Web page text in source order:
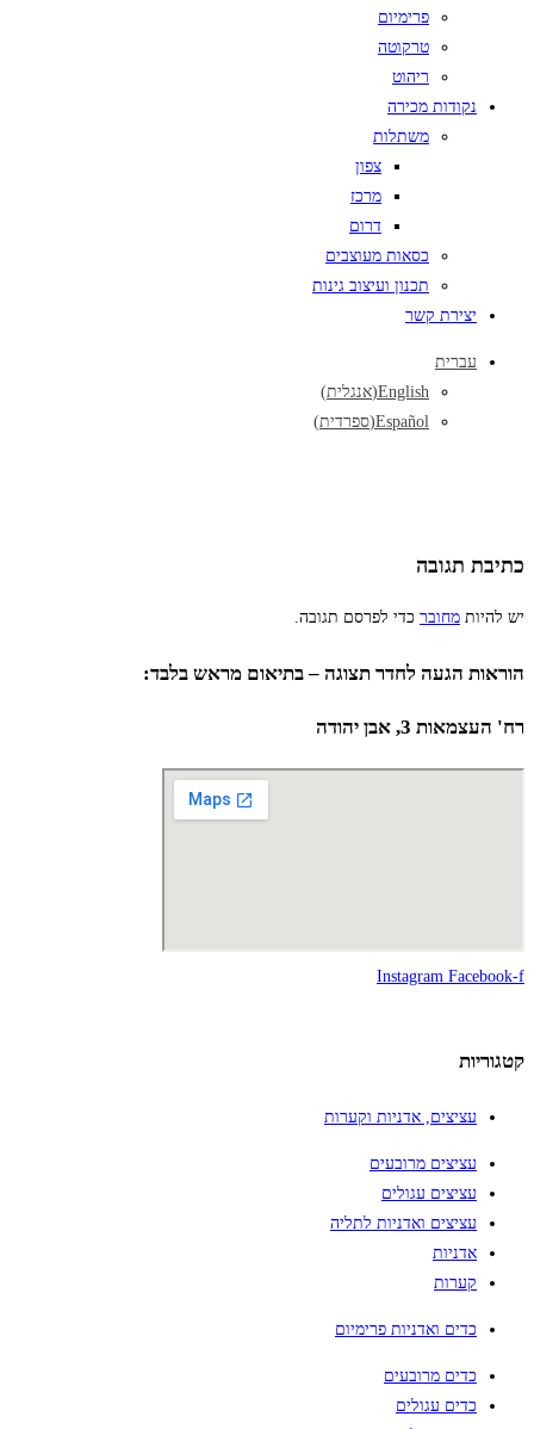
פרימיום
טרקוטה
ריהוט
נקודות מכירה
משתלות
צפון
מרכז
דרום
כסאות מעוצבים
תכנון ועיצוב גינות
יצירת קשר
עברית
English
(אנגלית)
Español
(ספרדית)
כתיבת תגובה
יש להיות מחובר כדי לפרסם תגובה.
הוראות הגעה לחדר תצוגה – בתיאום מראש בלבד:
רח' העצמאות 3, אבן יהודה
Instagram Facebook-f
קטגוריות
עציצים, אדניות וקערות
עציצים מרובעים
עציצים עגולים
עציצים ואדניות לתליה
אדניות
קערות
כדים ואדניות פרימיום
כדים מרובעים
כדים עגולים